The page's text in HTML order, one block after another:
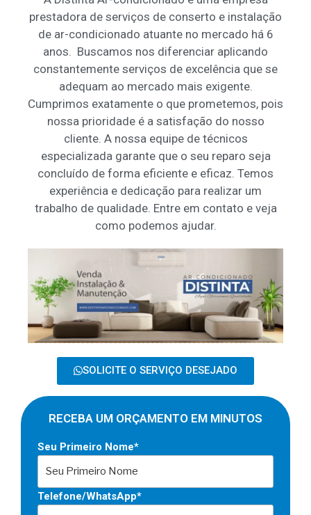
prestadora de serviços de conserto e instalação
de ar-condicionado atuante no mercado há 6
anos. ​ Buscamos nos diferenciar aplicando
constantemente serviços de excelência que se
adequam ao mercado mais exigente.
Cumprimos exatamente o que prometemos, pois
nossa prioridade é a satisfação do nosso
cliente. A nossa equipe de técnicos
especializada garante que o seu reparo seja
concluído de forma eficiente e eficaz. Temos
experiência e dedicação para realizar um
trabalho de qualidade. Entre em contato e veja
como podemos ajudar. ​
SOLICITE O SERVIÇO DESEJADO
RECEBA UM ORÇAMENTO EM MINUTOS
Seu Primeiro Nome*
Telefone/WhatsApp*